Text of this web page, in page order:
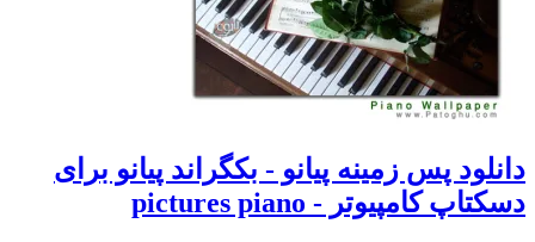
دانلود پس زمینه پیانو - بکگراند پیانو برای
دسکتاپ کامپیوتر - pictures piano